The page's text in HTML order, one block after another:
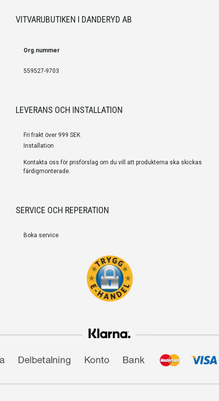
VITVARUBUTIKEN I DANDERYD AB
Org.nummer
559527-9703
LEVERANS OCH INSTALLATION
Fri frakt över 999 SEK
Installation
Kontakta oss för prisförslag om du vill att produkterna ska skickas
färdigmonterade.
SERVICE OCH REPERATION
Boka service